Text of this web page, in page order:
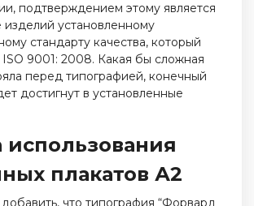
подтверждением этому является
изделий установленному
стандарту качества, который
9001: 2008. Какая бы сложная
перед типографией, конечный
достигнут в установленные
использования
плакатов А2
что типография “Форвард